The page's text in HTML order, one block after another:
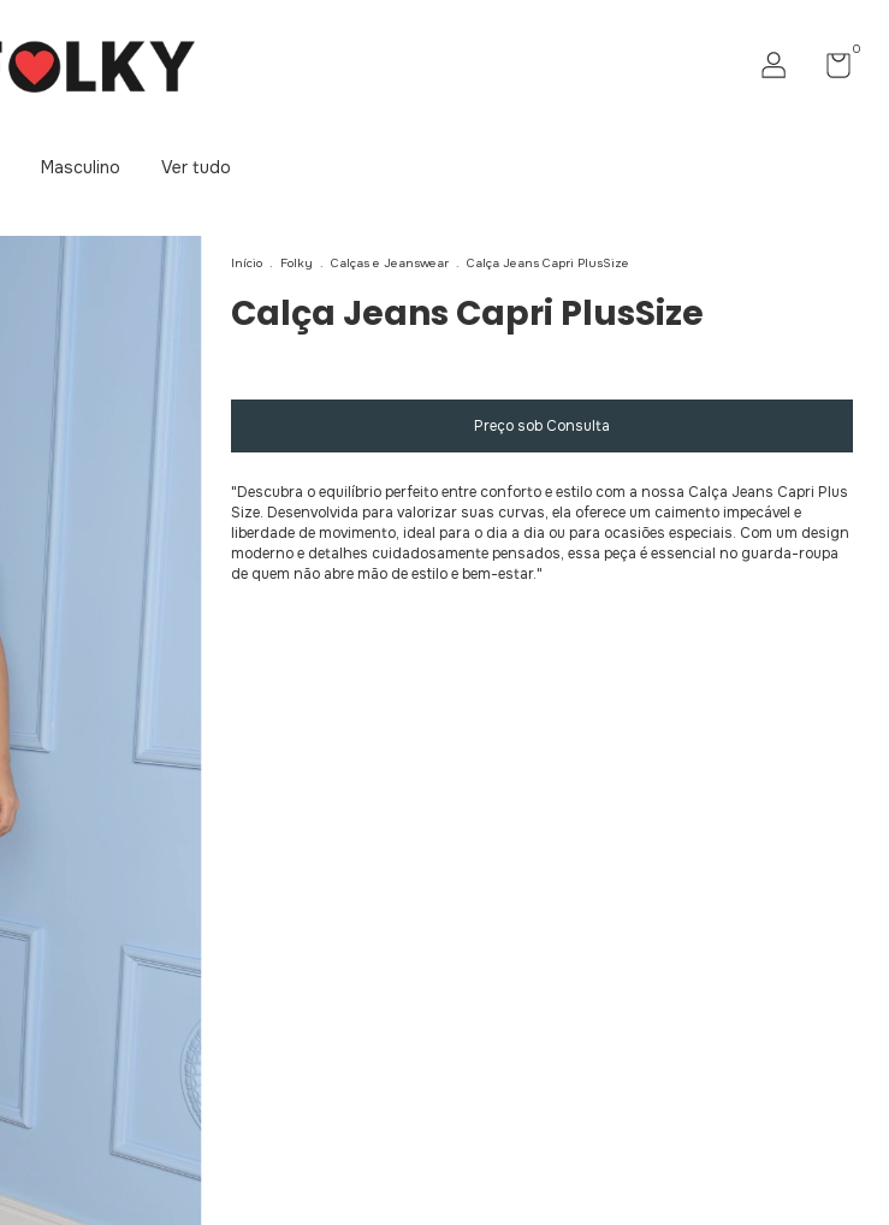
0
Masculino Ver tudo
Início . Folky . Calças e Jeanswear . Calça Jeans Capri PlusSize
Calça Jeans Capri PlusSize
"Descubra o equilíbrio perfeito entre conforto e estilo com a nossa Calça Jeans Capri Plus
Size. Desenvolvida para valorizar suas curvas, ela oferece um caimento impecável e
liberdade de movimento, ideal para o dia a dia ou para ocasiões especiais. Com um design
moderno e detalhes cuidadosamente pensados, essa peça é essencial no guarda-roupa
de quem não abre mão de estilo e bem-estar."